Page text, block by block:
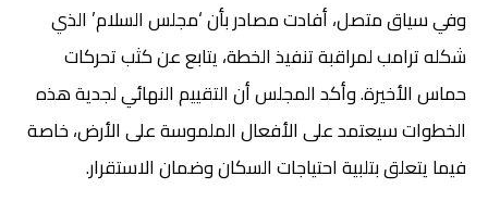
وفي سياق متصل، أفادت مصادر بأن ‘مجلس السلام’ الذي
شكله ترامب لمراقبة تنفيذ الخطة، يتابع عن كثب تحركات
حماس الأخيرة. وأكد المجلس أن التقييم النهائي لجدية هذه
الخطوات سيعتمد على الأفعال الملموسة على الأرض، خاصة
فيما يتعلق بتلبية احتياجات السكان وضمان الاستقرار.